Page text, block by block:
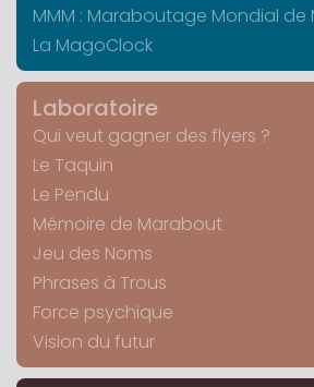
MMM : Maraboutage Mondial
La MagoClock
Laboratoire
Qui veut gagner des flyers ?
Le Taquin
Le Pendu
Mémoire de Marabout
Jeu des Noms
Phrases à Trous
Force psychique
Vision du futur